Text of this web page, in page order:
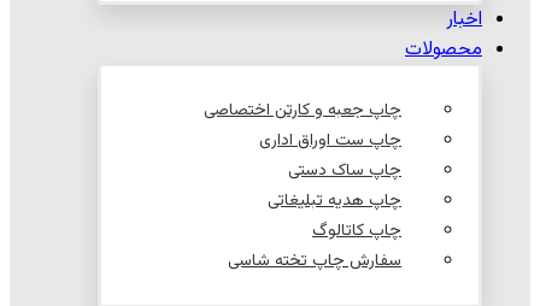
اخبار
محصولات
چاپ جعبه و کارتن اختصاصی
چاپ ست اوراق اداری
چاپ ساک دستی
چاپ هدیه تبلیغاتی
چاپ کاتالوگ
سفارش چاپ تخته شاسی